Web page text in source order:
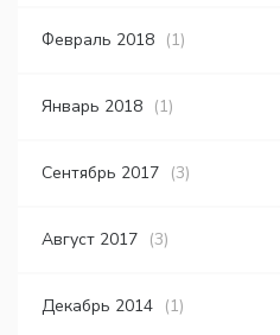
Февраль 2018 (1)
Январь 2018 (1)
Сентябрь 2017 (3)
Август 2017 (3)
Декабрь 2014 (1)